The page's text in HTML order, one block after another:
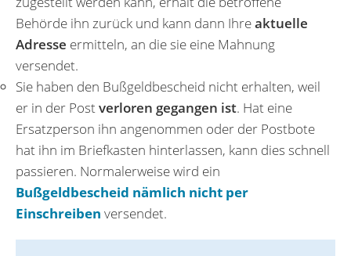
Behörde ihn zurück und kann dann Ihreaktuelle
Adresse ermitteln, an die sie eine Mahnung
versendet.
Sie haben den Bußgeldbescheid nicht erhalten, weil
er in der Post verloren gegangen ist. Hat eine
Ersatzperson ihn angenommen oder der Postbote
hat ihn im Briefkasten hinterlassen, kann dies schnell
passieren. Normalerweise wird ein
Bußgeldbescheid nämlich nicht per
Einschreiben versendet.